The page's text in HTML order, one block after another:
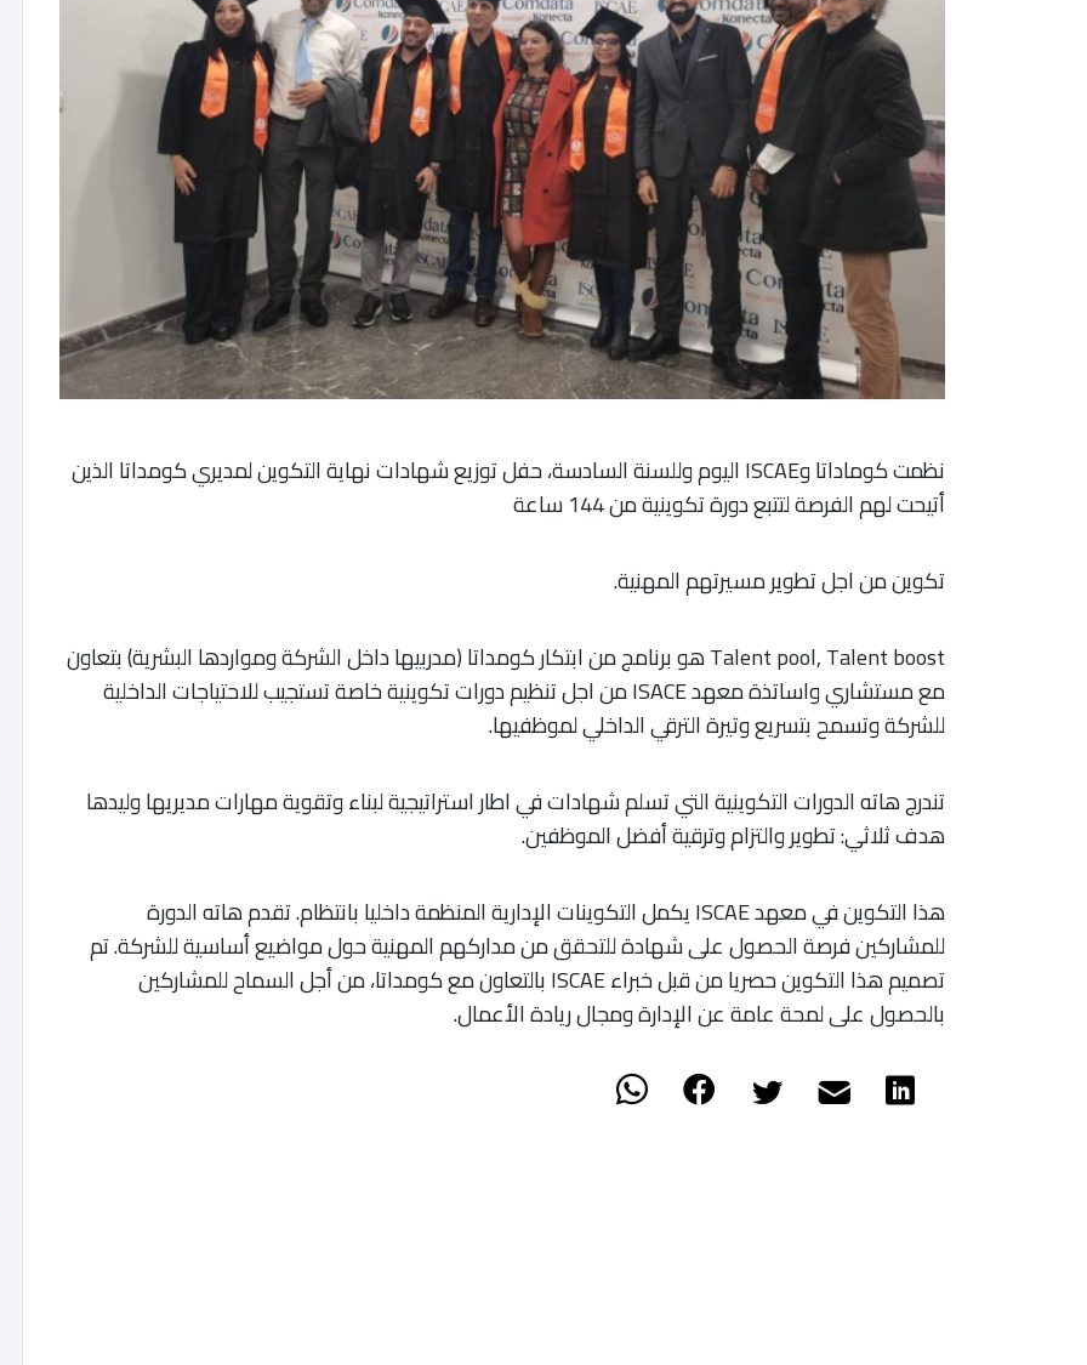
نظمت كوماداتا وISCAE اليوم وللسنة السادسة، حفل توزيع شهادات نهاية التكوين لمديري كومداتا الذين
أتيحت لهم الفرصة لتتبع دورة تكوينية من 144 ساعة
تكوين من اجل تطوير مسيرتهم المهنية.
Talent pool, Talent boost هو برنامج من ابتكار كومداتا (مدربيها داخل الشركة ومواردها البشرية) بتعاون
مع مستشاري واساتذة معهد ISACE من اجل تنظيم دورات تكوينية خاصة تستجيب للاحتياجات الداخلية
للشركة وتسمح بتسريع وتيرة الترقي الداخلي لموظفيها.
تندرج هاته الدورات التكوينية التي تسلم شهادات في اطار استراتيجية لبناء وتقوية مهارات مديريها وليدها
هدف ثلاثي: تطوير والتزام وترقية أفضل الموظفين.
هذا التكوين في معهد ISCAE يكمل التكوينات الإدارية المنظمة داخليا بانتظام. تقدم هاته الدورة
للمشاركين فرصة الحصول على شهادة للتحقق من مداركهم المهنية حول مواضيع أساسية للشركة. تم
تصميم هذا التكوين حصريا من قبل خبراء ISCAE بالتعاون مع كومداتا، من أجل السماح للمشاركين
بالحصول على لمحة عامة عن الإدارة ومجال ريادة الأعمال.